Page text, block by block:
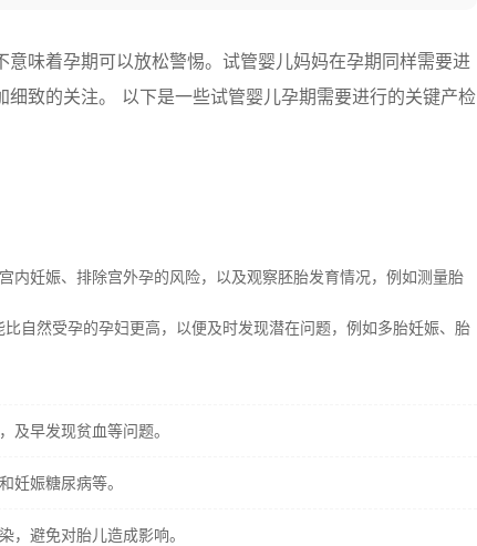
味着孕期可以放松警惕。试管婴儿妈妈在孕期同样需要进
致的关注。 以下是一些试管婴儿孕期需要进行的关键产检
内妊娠、排除宫外孕的风险，以及观察胚胎发育情况，例如测量胎
自然受孕的孕妇更高，以便及时发现潜在问题，例如多胎妊娠、胎
及早发现贫血等问题。
妊娠糖尿病等。
，避免对胎儿造成影响。